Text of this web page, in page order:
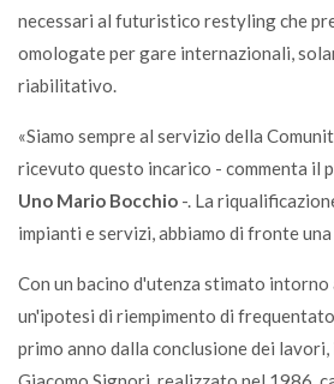
necessari al futuristico restyling che
omologate per gare internazionali,
riabilitativo.
«Siamo sempre al servizio della
ricevuto questo incarico - commenta il
Uno Mario Bocchio -. La
impianti e servizi, abbiamo di fronte una
Con un bacino d'utenza stimato intorno
un'ipotesi di riempimento di
primo anno dalla conclusione dei